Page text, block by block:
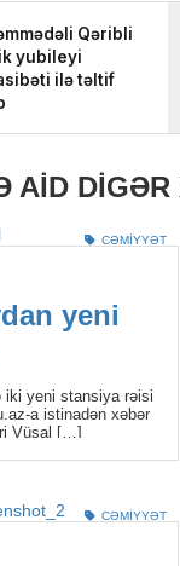
AID
CƏMIYYƏT
yeni
iki yeni stansiya rəisi
a istinadən xəbər
Vüsal […]
CƏMIYYƏT